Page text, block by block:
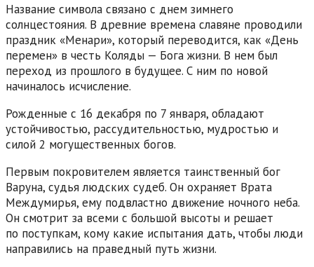
Название символа связано с днем зимнего
солнцестояния. В древние времена славяне проводили
праздник «Менари», который переводится, как «День
перемен» в честь Коляды — Бога жизни. В нем был
переход из прошлого в будущее. С ним по новой
начиналось исчисление.
Рожденные с 16 декабря по 7 января, обладают
устойчивостью, рассудительностью, мудростью и
силой 2 могущественных богов.
Первым покровителем является таинственный бог
Варуна, судья людских судеб. Он охраняет Врата
Междумирья, ему подвластно движение ночного неба.
Он смотрит за всеми с большой высоты и решает
по поступкам, кому какие испытания дать, чтобы люди
направились на праведный путь жизни.